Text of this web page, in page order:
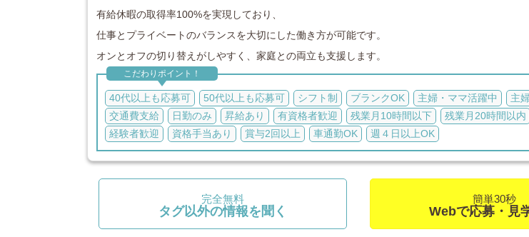
有給休暇の取得率100%を実現しており、
仕事とプライベートのバランスを大切にした働き方が可能です。
オンとオフの切り替えがしやすく、家庭との両立も支援します。
こだわりポイント！
40代以上も応募可 50代以上も応募可 シフト制 ブランクOK 主婦・ママ活躍中
主
交通費支給
日勤のみ 昇給あり 有資格者歓迎 残業月10時間以下 残業月20時間以内
経験者歓迎
資格手当あり 賞与2回以上 車通勤OK 週４日以上OK
完全無料
タグ以外の情報を聞く
簡単30秒
Webで応募・見